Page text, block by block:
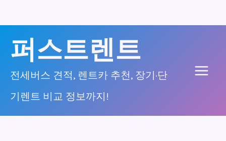
너
퍼스트렌트
전세버스 견적, 렌트카 추천, 장기·단
기렌트 비교 정보까지!